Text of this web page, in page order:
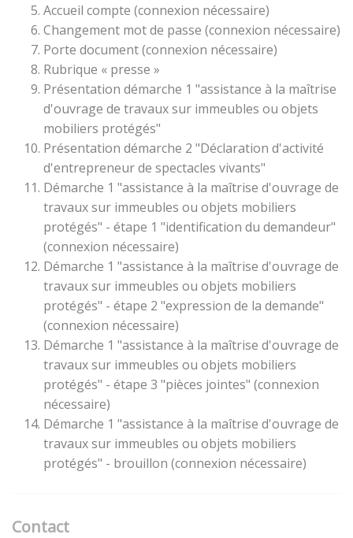
Accueil compte (connexion nécessaire)
Changement mot de passe (connexion nécessaire)
Porte document (connexion nécessaire)
Rubrique « presse »
Présentation démarche 1 "assistance à la maîtrise
d'ouvrage de travaux sur immeubles ou objets
mobiliers protégés"
Présentation démarche 2 "Déclaration d'activité
d'entrepreneur de spectacles vivants"
Démarche 1 "assistance à la maîtrise d'ouvrage de
travaux sur immeubles ou objets mobiliers
protégés" - étape 1 "identification du demandeur"
(connexion nécessaire)
Démarche 1 "assistance à la maîtrise d'ouvrage de
travaux sur immeubles ou objets mobiliers
protégés" - étape 2 "expression de la demande"
(connexion nécessaire)
Démarche 1 "assistance à la maîtrise d'ouvrage de
travaux sur immeubles ou objets mobiliers
protégés" - étape 3 "pièces jointes" (connexion
nécessaire)
Démarche 1 "assistance à la maîtrise d'ouvrage de
travaux sur immeubles ou objets mobiliers
protégés" - brouillon (connexion nécessaire)
Contact